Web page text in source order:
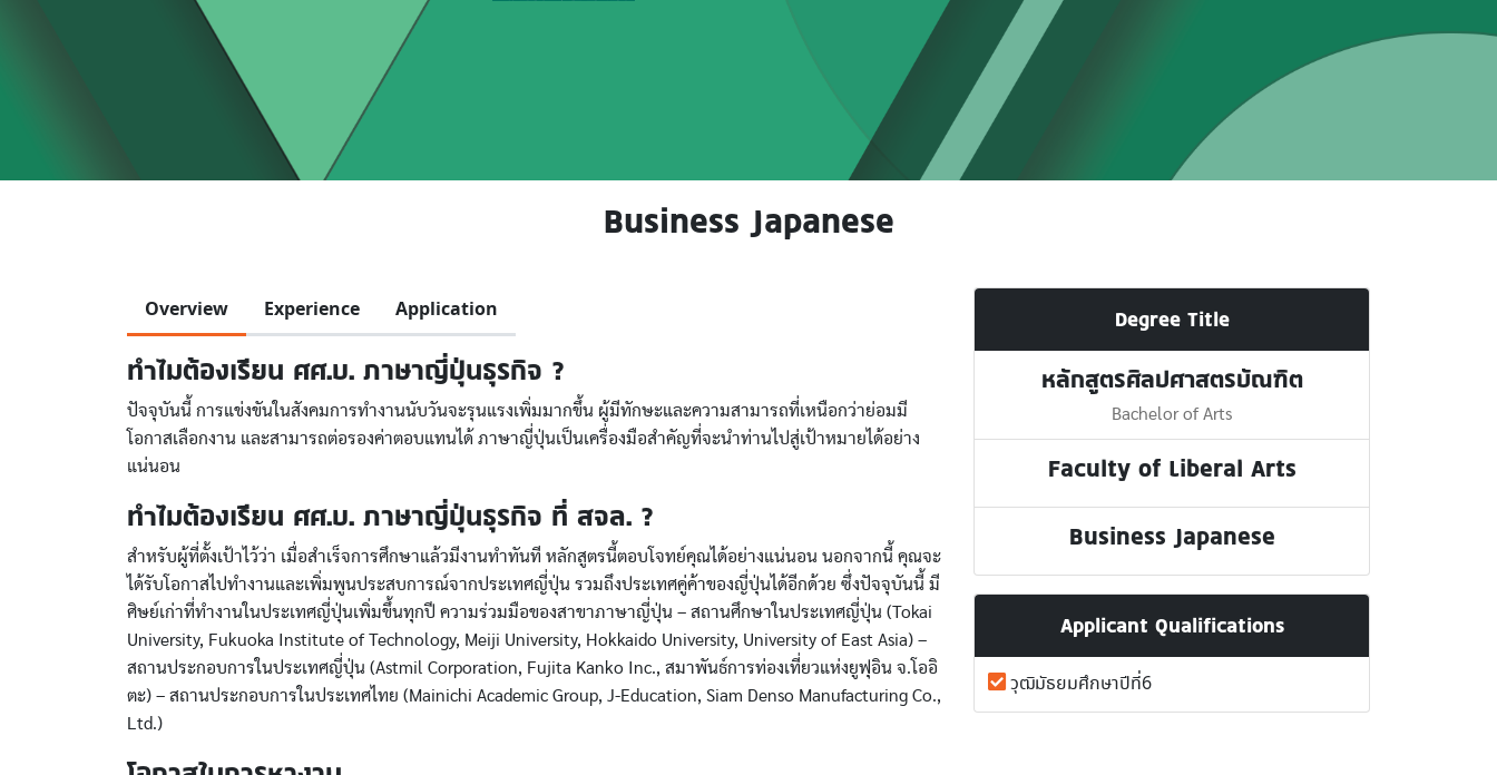
Business Japanese
Overview Experience Application
ทำไมต้องเรียน ศศ.บ. ภาษาญี่ปุ่นธุรกิจ ?
ปัจจุบันนี้ การแข่งขันในสังคมการทำงานนับวันจะรุนแรงเพิ่มมากขึ้น ผู้มีทักษะและความสามารถที่เหนือกว่าย่อมมี
โอกาสเลือกงาน และสามารถต่อรองค่าตอบแทนได้ ภาษาญี่ปุ่นเป็นเครื่องมือสำคัญที่จะนำท่านไปสู่เป้าหมายได้อย่าง
แน่นอน
ทำไมต้องเรียน ศศ.บ. ภาษาญี่ปุ่นธุรกิจ ที่ สจล. ?
สำหรับผู้ที่ตั้งเป้าไว้ว่า เมื่อสำเร็จการศึกษาแล้วมีงานทำทันที หลักสูตรนี้ตอบโจทย์คุณได้อย่างแน่นอน นอกจากนี้ คุณจะ
ได้รับโอกาสไปทำงานและเพิ่มพูนประสบการณ์จากประเทศญี่ปุ่น รวมถึงประเทศคู่ค้าของญี่ปุ่นได้อีกด้วย ซึ่งปัจจุบันนี้ มี
ศิษย์เก่าที่ทำงานในประเทศญี่ปุ่นเพิ่มขึ้นทุกปี ความร่วมมือของสาขาภาษาญี่ปุ่น – สถานศึกษาในประเทศญี่ปุ่น (Tokai
University, Fukuoka Institute of Technology, Meiji University, Hokkaido University, University of East Asia) –
สถานประกอบการในประเทศญี่ปุ่น (Astmil Corporation, Fujita Kanko Inc., สมาพันธ์การท่องเที่ยวแห่งยูฟุอิน จ.โออิ
ตะ) – สถานประกอบการในประเทศไทย (Mainichi Academic Group, J-Education, Siam Denso Manufacturing Co.,
Ltd.)
Degree Title
หลักสูตรศิลปศาสตรบัณฑิต
Bachelor of Arts
Faculty of Liberal Arts
Business Japanese
Applicant Qualifications
วุฒิมัธยมศึกษาปีที่6